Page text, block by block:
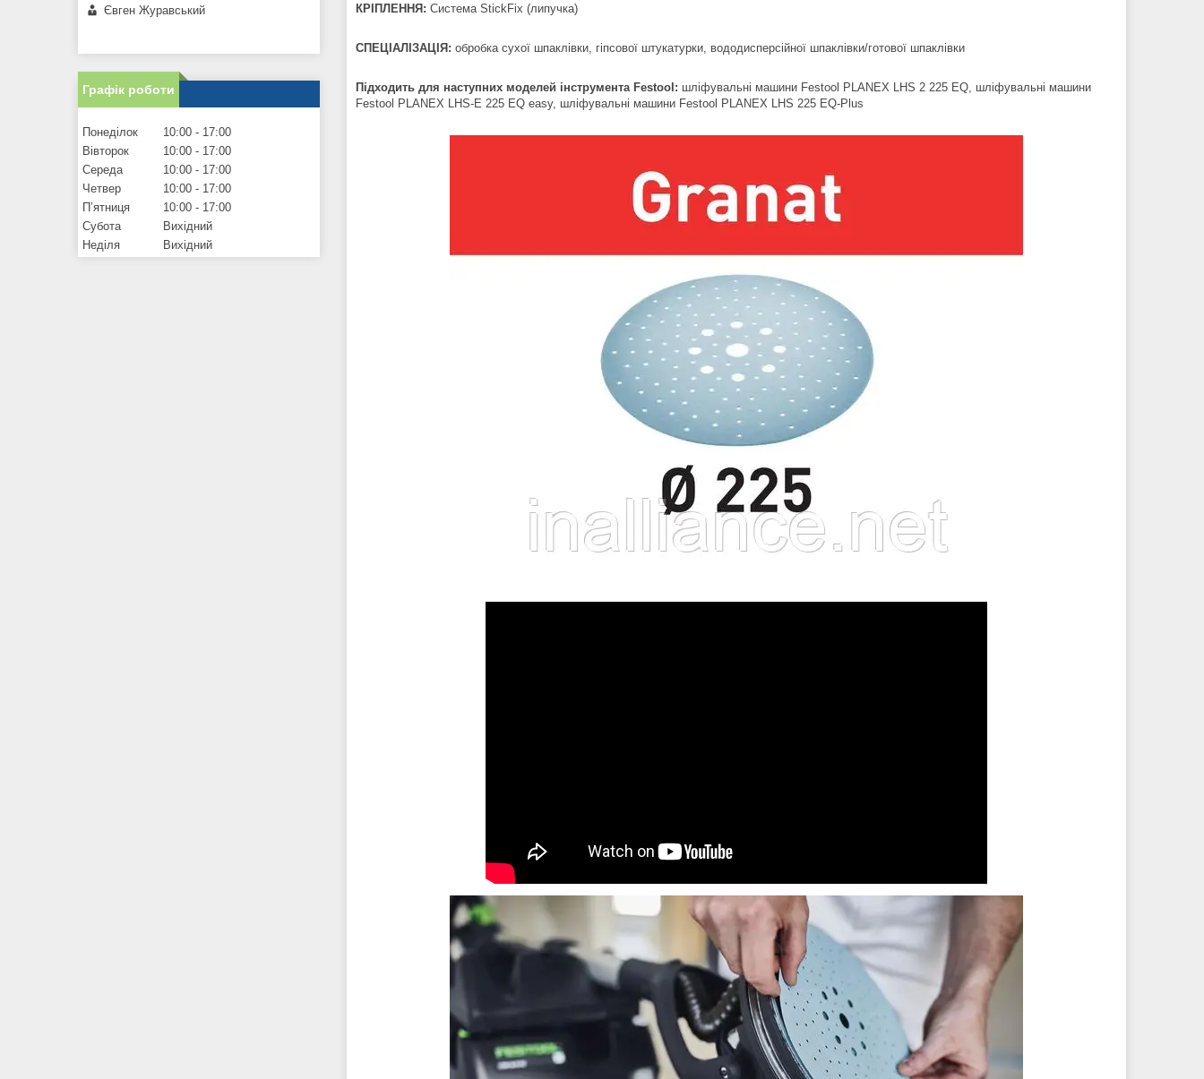
КРІПЛЕННЯ: Система StickFix (липучка)
СПЕЦІАЛІЗАЦІЯ: обробка сухої шпаклівки, гіпсової штукатурки, вододисперсійної шпаклівки/готової шпаклівки
Підходить для наступних моделей інструмента Festool: шліфувальні машини Festool PLANEX LHS 2 225 EQ, шліфувальні машини
Festool PLANEX LHS-E 225 EQ easy, шліфувальні машини Festool PLANEX LHS 225 EQ-Plus
Євген Журавський
Графік роботи
Понеділок 10:00
17:00
Вівторок
10:00
17:00
Середа
10:00
17:00
Четвер
10:00
17:00
Пʼятниця
10:00
17:00
Субота
Вихідний
Неділя
Вихідний